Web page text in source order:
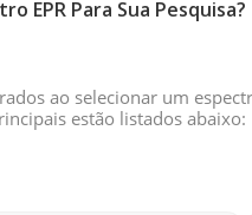
EPR Para Sua Pesquisa?
ao selecionar um
estão listados